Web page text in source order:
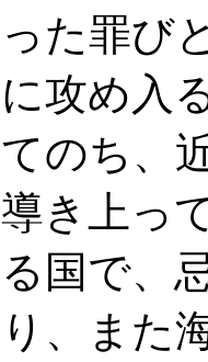
った罪び
に攻め入
てのち、
導き上っ
る国で、
り、また